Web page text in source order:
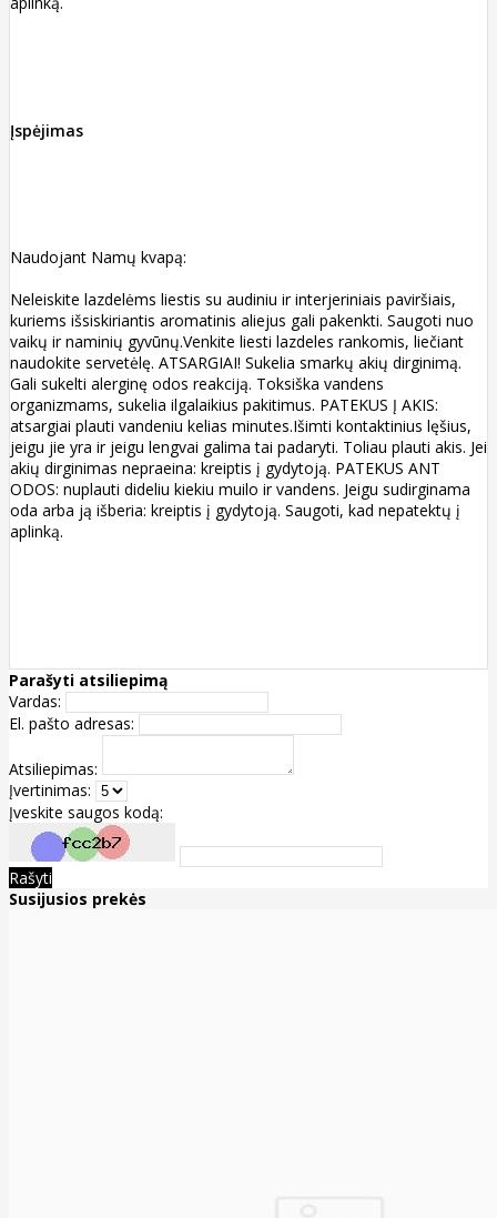
Įspėjimas
Naudojant Namų kvapą:
Neleiskite lazdelėms liestis su audiniu ir interjeriniais paviršiais,
kuriems išsiskiriantis aromatinis aliejus gali pakenkti. Saugoti nuo
vaikų ir naminių gyvūnų.Venkite liesti lazdeles rankomis, liečiant
naudokite servetėlę. ATSARGIAI! Sukelia smarkų akių dirginimą.
Gali sukelti alerginę odos reakciją. Toksiška vandens
organizmams, sukelia ilgalaikius pakitimus. PATEKUS Į AKIS:
atsargiai plauti vandeniu kelias minutes.Išimti kontaktinius lęšius,
jeigu jie yra ir jeigu lengvai galima tai padaryti. Toliau plauti akis. Jei
akių dirginimas nepraeina: kreiptis į gydytoją. PATEKUS ANT
ODOS: nuplauti dideliu kiekiu muilo ir vandens. Jeigu sudirginama
oda arba ją išberia: kreiptis į gydytoją. Saugoti, kad nepatektų į
aplinką.
Parašyti atsiliepimą
Vardas:
El. pašto adresas:
Atsiliepimas:
Įvertinimas:
Įveskite saugos kodą:
Rašyti
Susijusios prekės